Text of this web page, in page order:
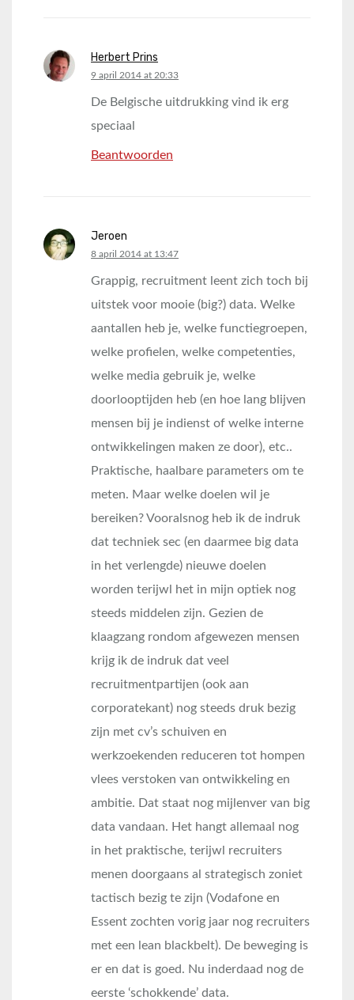
Herbert Prins
says:
9 april 2014 at 20:33
De Belgische uitdrukking vind ik erg
speciaal
Beantwoorden
Jeroen
says:
8 april 2014 at 13:47
Grappig, recruitment leent zich toch bij
uitstek voor mooie (big?) data. Welke
aantallen heb je, welke functiegroepen,
welke profielen, welke competenties,
welke media gebruik je, welke
doorlooptijden heb (en hoe lang blijven
mensen bij je indienst of welke interne
ontwikkelingen maken ze door), etc..
Praktische, haalbare parameters om te
meten. Maar welke doelen wil je
bereiken? Vooralsnog heb ik de indruk
dat techniek sec (en daarmee big data
in het verlengde) nieuwe doelen
worden terijwl het in mijn optiek nog
steeds middelen zijn. Gezien de
klaagzang rondom afgewezen mensen
krijg ik de indruk dat veel
recruitmentpartijen (ook aan
corporatekant) nog steeds druk bezig
zijn met cv’s schuiven en
werkzoekenden reduceren tot hompen
vlees verstoken van ontwikkeling en
ambitie. Dat staat nog mijlenver van big
data vandaan. Het hangt allemaal nog
in het praktische, terijwl recruiters
menen doorgaans al strategisch zoniet
tactisch bezig te zijn (Vodafone en
Essent zochten vorig jaar nog recruiters
met een lean blackbelt). De beweging is
er en dat is goed. Nu inderdaad nog de
eerste ‘schokkende’ data.